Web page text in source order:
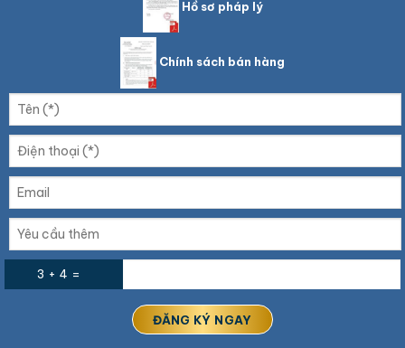
Hồ sơ pháp lý
Chính sách bán hàng
3 + 4 =